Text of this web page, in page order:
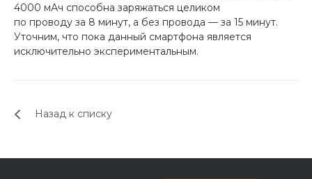
недели
4000 мАч способна заряжаться целиком
по проводу за 8 минут, а без провода — за 15 минут.
Уточним, что пока данный смартфона является
исключительно экспериментальным.
Назад к списку